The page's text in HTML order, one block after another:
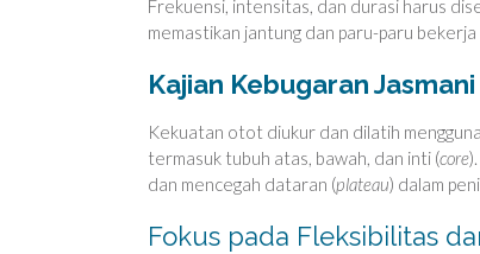
Frekuensi, intensitas, dan durasi harus
memastikan jantung dan paru-paru
Kajian Kebugaran Jasmani
Kekuatan otot diukur dan dilatih
termasuk tubuh atas, bawah, dan inti (core
dan mencegah dataran (plateau) dalam
Fokus pada Fleksibilitas